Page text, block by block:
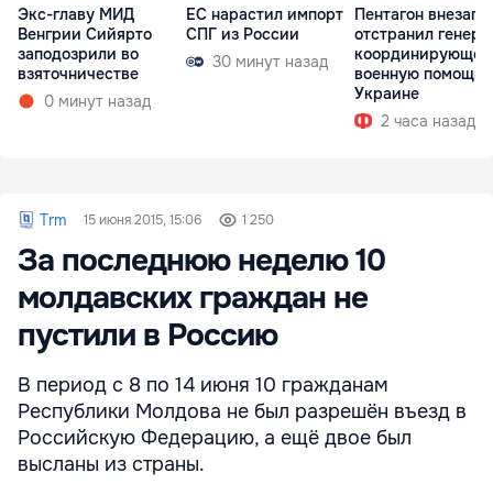
Экс-главу МИД
Венгрии Сийярто
заподозрили во
взяточничестве
0 минут назад
ЕС нарастил импорт
СПГ из России
30 минут назад
Пентагон
отстранил
военную помощь
Украине
2 часа назад
Trm 15 июня 2015, 15:06 1 250
За последнюю неделю 10
молдавских граждан не
пустили в Россию
В период с 8 по 14 июня 10 гражданам
Республики Молдова не был разрешён въезд в
Российскую Федерацию, а ещё двое был
высланы из страны.